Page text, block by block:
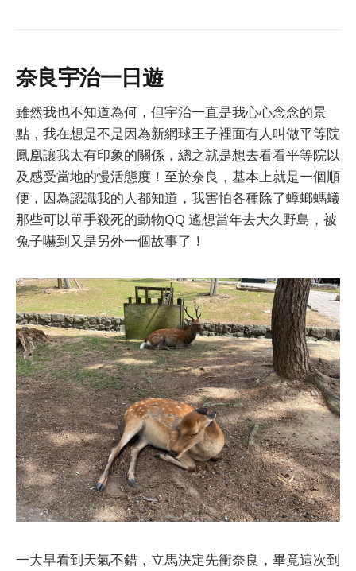
奈良宇治一日遊
雖然我也不知道為何，但宇治一直是我心心念念的景
點，我在想是不是因為新網球王子裡面有人叫做平等院
鳳凰讓我太有印象的關係，總之就是想去看看平等院以
及感受當地的慢活態度！至於奈良，基本上就是一個順
便，因為認識我的人都知道，我害怕各種除了蟑螂螞蟻
那些可以單手殺死的動物QQ 遙想當年去大久野島，被
兔子嚇到又是另外一個故事了！
一大早看到天氣不錯，立馬決定先衝奈良，畢竟這次到